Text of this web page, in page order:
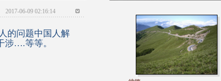
2017-06-09 02:16:14
的问题中国人解
涉….等等。